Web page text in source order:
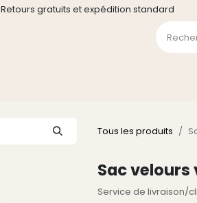
Retours gratuits et expédition standard
Tous les produits
Sac velours
Service de livraison/